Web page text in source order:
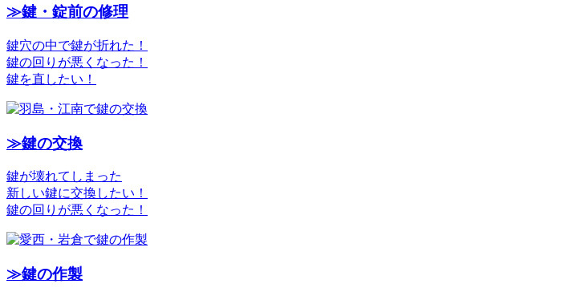
≫鍵・錠前の修理
鍵穴の中で鍵が折れた！
鍵の回りが悪くなった！
鍵を直したい！
≫鍵の交換
鍵が壊れてしまった
新しい鍵に交換したい！
鍵の回りが悪くなった！
≫鍵の作製